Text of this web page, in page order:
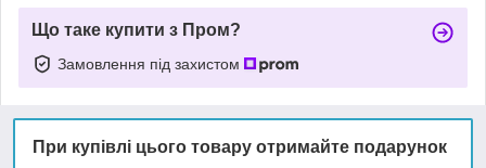
Що таке купити з Пром?
Замовлення під захистом
При купівлі цього товару отримайте подарунок